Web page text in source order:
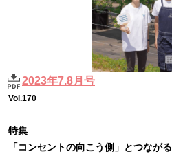
2023年7.8月号
Vol.170
特集
「コンセントの向こう側」とつながる